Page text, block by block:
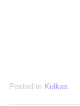
Posted in Kulkas